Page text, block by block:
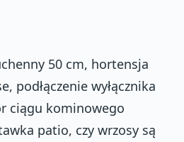
50 cm, hortensja
podłączenie wyłącznika
ciągu kominowego
patio, czy wrzosy są